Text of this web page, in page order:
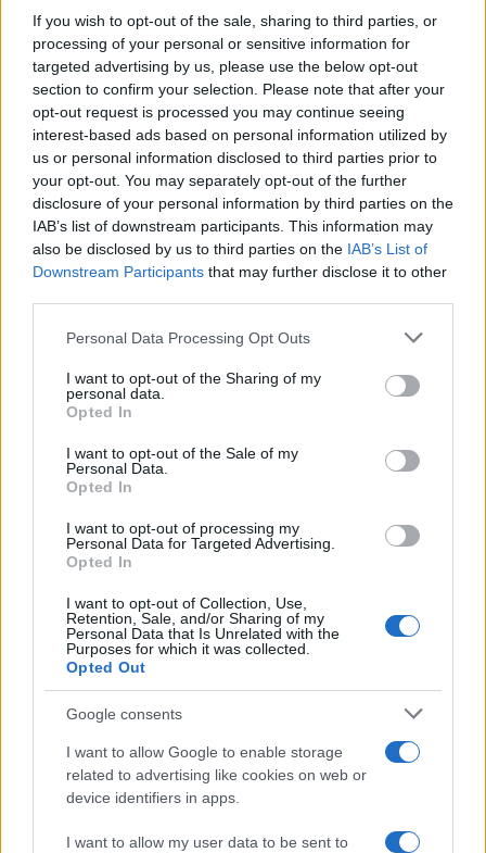
If you wish to opt-out of the sale, sharing to third parties, or
processing of your personal or sensitive information for
targeted advertising by us, please use the below opt-out
section to confirm your selection. Please note that after your
opt-out request is processed you may continue seeing
interest-based ads based on personal information utilized by
us or personal information disclosed to third parties prior to
your opt-out. You may separately opt-out of the further
disclosure of your personal information by third parties on the
IAB’s list of downstream participants. This information may
also be disclosed by us to third parties on the IAB’s List of
Downstream Participants that may further disclose it to other
Please note that this website/app uses one or more Google
not limited to your visit or usage behaviour. You may click to
grant or deny consent to Google and its third-party tags to
use your data for below specified purposes in below Google
consent section.
Personal Data Processing Opt Outs
I want to opt-out of the Sharing of my
personal data.
Opted In
I want to opt-out of the Sale of my
Personal Data.
Opted In
I want to opt-out of processing my
Personal Data for Targeted Advertising.
Opted In
I want to opt-out of Collection, Use,
Retention, Sale, and/or Sharing of my
Personal Data that Is Unrelated with the
Purposes for which it was collected.
Opted Out
Google consents
I want to allow Google to enable storage
related to advertising like cookies on web or
device identifiers in apps.
I want to allow my user data to be sent to
ΔΙΑΦΗΜΙΣΗ
Beauty,Skincare
ξεκούραστο και φωτεινό βλέμμα μέσα σε
λίγα λεπτά
18.07.2026byΑναστασια Βαπορακη
Celebrities
styling με τις εμφανίσεις της αυτό το
καλοκαίρι
16.07.2026byΣοφια Σουζα
Beauty,Μακιγιαζ
Ροδακινί μακιγιάζ: 5 must-have προϊόντα
για να πετύχεις την πιο fresh,
καλοκαιρινή εκδοχή
16.07.2026byΑναστασια Βαπορακη
News
Σαρλίζ Θερόν: Η σπάνια εμφάνιση με την
transgender κόρη της